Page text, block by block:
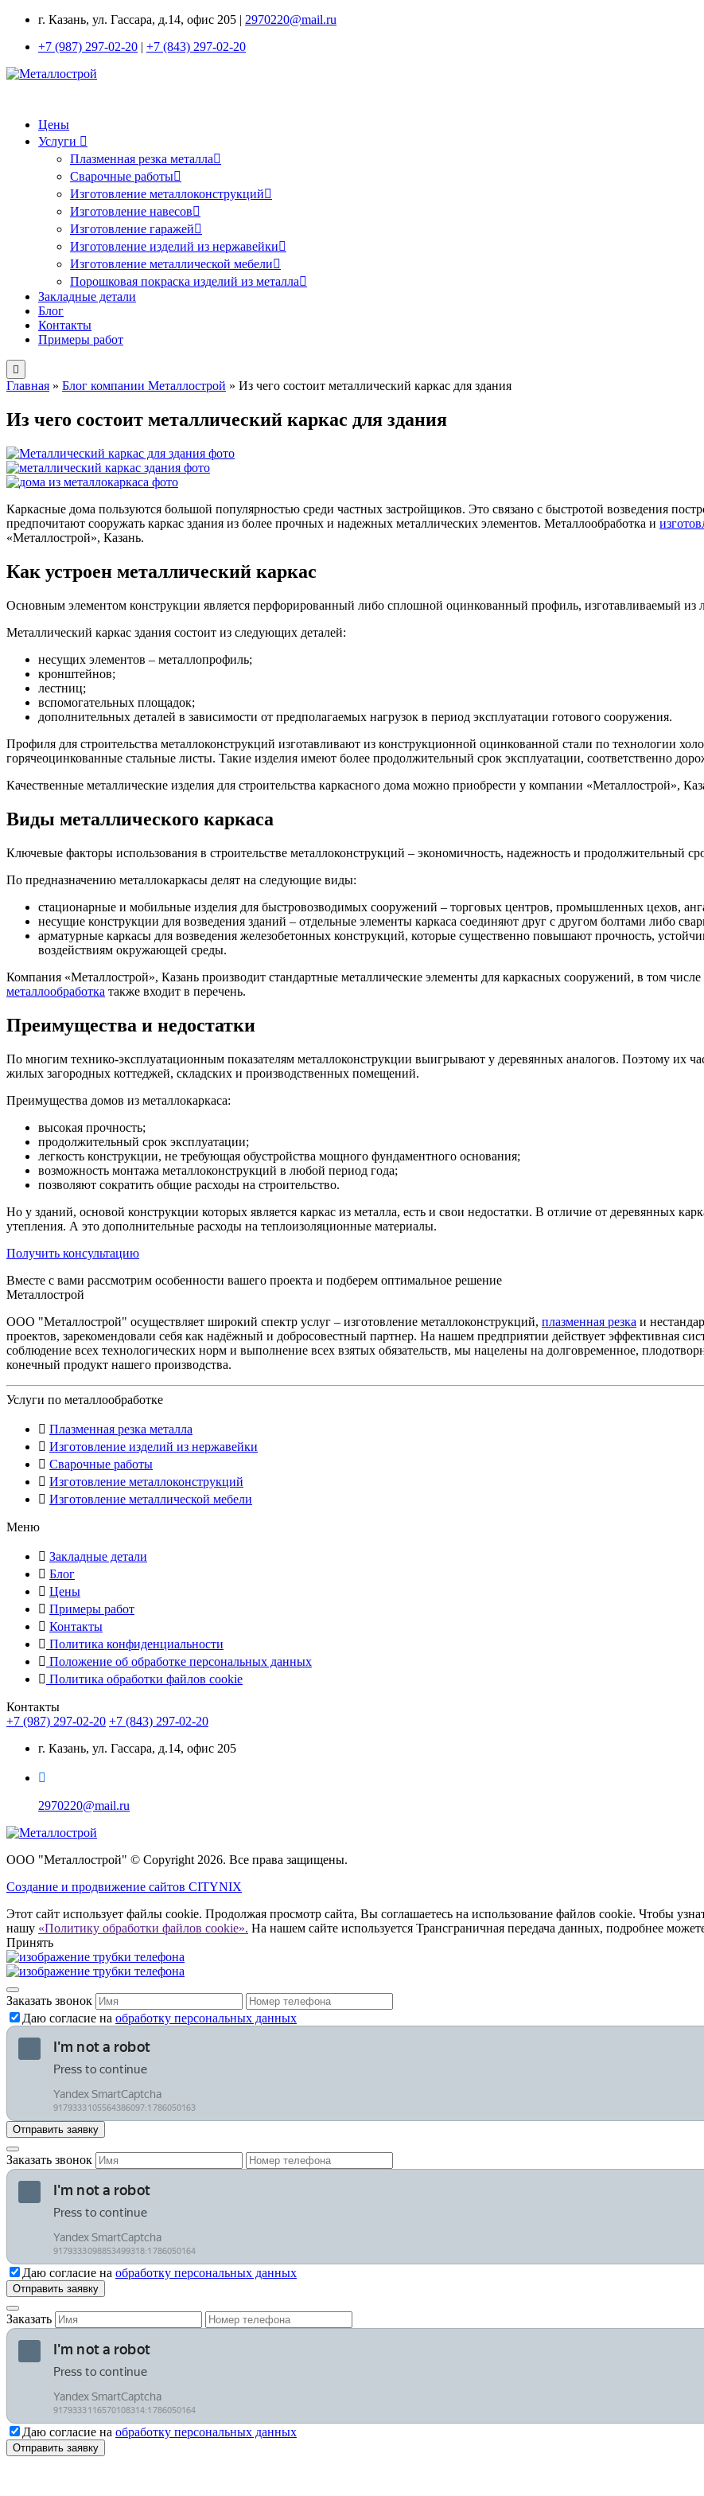
г. Казань, ул. Гассара, д.14, офис 205 | 2970220@mail.ru
+7 (987) 297-02-20 | +7 (843) 297-02-20
Цены
Услуги
Плазменная резка металла
Сварочные работы
Изготовление металлоконструкций
Изготовление навесов
Изготовление гаражей
Изготовление изделий из нержавейки
Изготовление металлической мебели
Порошковая покраска изделий из металла
Закладные детали
Блог
Контакты
Примеры работ
Главная » Блог компании Металлострой » Из чего состоит металлический каркас для здания
Из чего состоит металлический каркас для здания
Каркасные дома пользуются большой популярностью среди частных застройщиков. Это связано с быстротой возведения
предпочитают сооружать каркас здания из более прочных и надежных металлических элементов. Металлообработка и
«Металлострой», Казань.
Как устроен металлический каркас
Основным элементом конструкции является перфорированный либо сплошной оцинкованный профиль, изготавливаемый из
Металлический каркас здания состоит из следующих деталей:
несущих элементов – металлопрофиль;
кронштейнов;
лестниц;
вспомогательных площадок;
дополнительных деталей в зависимости от предполагаемых нагрузок в период эксплуатации готового сооружения.
Профиля для строительства металлоконструкций изготавливают из конструкционной оцинкованной стали по технологии
горячеоцинкованные стальные листы. Такие изделия имеют более продолжительный срок эксплуатации, соответственно
Качественные металлические изделия для строительства каркасного дома можно приобрести у компании «Металлострой»,
Виды металлического каркаса
Ключевые факторы использования в строительстве металлоконструкций – экономичность, надежность и продолжительный
По предназначению металлокаркасы делят на следующие виды:
стационарные и мобильные изделия для быстровозводимых сооружений – торговых центров, промышленных цехов,
несущие конструкции для возведения зданий – отдельные элементы каркаса соединяют друг с другом болтами либо
арматурные каркасы для возведения железобетонных конструкций, которые существенно повышают прочность,
воздействиям окружающей среды.
Компания «Металлострой», Казань производит стандартные металлические элементы для каркасных сооружений, в том числе
металлообработка также входит в перечень.
Преимущества и недостатки
По многим технико-эксплуатационным показателям металлоконструкции выигрывают у деревянных аналогов. Поэтому их
жилых загородных коттеджей, складских и производственных помещений.
Преимущества домов из металлокаркаса:
высокая прочность;
продолжительный срок эксплуатации;
легкость конструкции, не требующая обустройства мощного фундаментного основания;
возможность монтажа металлоконструкций в любой период года;
позволяют сократить общие расходы на строительство.
Но у зданий, основой конструкции которых является каркас из металла, есть и свои недостатки. В отличие от деревянных
утепления. А это дополнительные расходы на теплоизоляционные материалы.
Получить консультацию
Вместе с вами рассмотрим особенности вашего проекта и подберем оптимальное решение
Металлострой
ООО "Металлострой" осуществляет широкий спектр услуг – изготовление металлоконструкций, плазменная резка и
проектов, зарекомендовали себя как надёжный и добросовестный партнер. На нашем предприятии действует эффективная
соблюдение всех технологических норм и выполнение всех взятых обязательств, мы нацелены на долговременное,
конечный продукт нашего производства.
Услуги по металлообработке
Плазменная резка металла
Изготовление изделий из нержавейки
Сварочные работы
Изготовление металлоконструкций
Изготовление металлической мебели
Меню
Закладные детали
Блог
Цены
Примеры работ
Контакты
Политика конфиденциальности
Положение об обработке персональных данных
Политика обработки файлов cookie
Контакты
+7 (987) 297-02-20 +7 (843) 297-02-20
г. Казань, ул. Гассара, д.14, офис 205
2970220@mail.ru
ООО "Металлострой" © Copyright 2026. Все права защищены.
Создание и продвижение сайтов CITYNIX
Этот сайт использует файлы cookie. Продолжая просмотр сайта, Вы соглашаетесь на использование файлов cookie. Чтобы
нашу «Политику обработки файлов cookie». На нашем сайте используется Трансграничная передача данных, подробнее
Принять
Заказать звонок
Даю согласие на обработку персональных данных
Заказать звонок
Даю согласие на обработку персональных данных
Заказать
Даю согласие на обработку персональных данных